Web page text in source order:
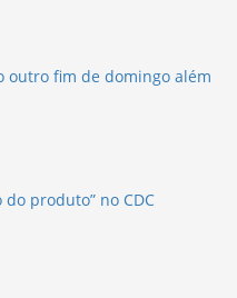
outro fim de domingo além
produto” no CDC